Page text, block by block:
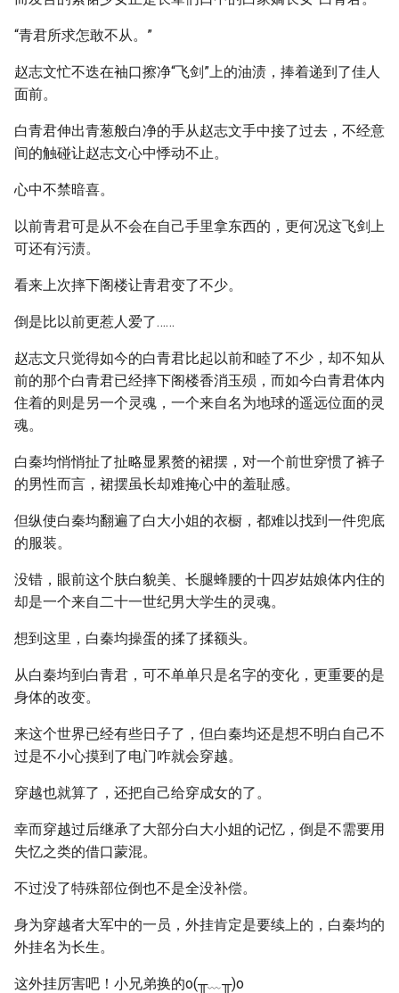
“青君所求怎敢不从。”
赵志文忙不迭在袖口擦净“飞剑”上的油渍，捧着递到了佳人
面前。
白青君伸出青葱般白净的手从赵志文手中接了过去，不经意
间的触碰让赵志文心中悸动不止。
心中不禁暗喜。
以前青君可是从不会在自己手里拿东西的，更何况这飞剑上
可还有污渍。
看来上次摔下阁楼让青君变了不少。
倒是比以前更惹人爱了……
赵志文只觉得如今的白青君比起以前和睦了不少，却不知从
前的那个白青君已经摔下阁楼香消玉殒，而如今白青君体内
住着的则是另一个灵魂，一个来自名为地球的遥远位面的灵
魂。
白秦均悄悄扯了扯略显累赘的裙摆，对一个前世穿惯了裤子
的男性而言，裙摆虽长却难掩心中的羞耻感。
但纵使白秦均翻遍了白大小姐的衣橱，都难以找到一件兜底
的服装。
没错，眼前这个肤白貌美、长腿蜂腰的十四岁姑娘体内住的
却是一个来自二十一世纪男大学生的灵魂。
想到这里，白秦均操蛋的揉了揉额头。
从白秦均到白青君，可不单单只是名字的变化，更重要的是
身体的改变。
来这个世界已经有些日子了，但白秦均还是想不明白自己不
过是不小心摸到了电门咋就会穿越。
穿越也就算了，还把自己给穿成女的了。
幸而穿越过后继承了大部分白大小姐的记忆，倒是不需要用
失忆之类的借口蒙混。
不过没了特殊部位倒也不是全没补偿。
身为穿越者大军中的一员，外挂肯定是要续上的，白秦均的
外挂名为长生。
这外挂厉害吧！小兄弟换的o(╥﹏╥)o